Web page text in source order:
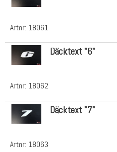
Artnr: 18061
Artnr: 18062
Däcktext "6"
Artnr: 18063
Däcktext "7"